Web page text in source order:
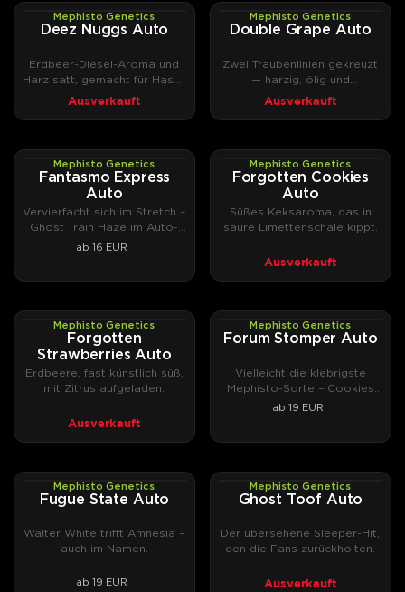
AUTOFEMMephisto Genetics
Deez Nuggs Auto
Erdbeer-Diesel-Aroma und
Harz satt, gemacht für Hasch
und Rosin
Ausverkauft
AUTOFEMMephisto Genetics
Double Grape Auto
Zwei Traubenlinien gekreuzt
— harzig, ölig und
ausgesprochen potent.
Ausverkauft
AUTOFEMMephisto Genetics
Fantasmo Express
Auto
Vervierfacht sich im Stretch –
Ghost Train Haze im Auto-
Format.
ab 16 EUR
AUTOFEMMephisto Genetics
Forgotten Cookies
Auto
Süßes Keksaroma, das in
saure Limettenschale kippt.
Ausverkauft
AUTOFEMMephisto Genetics
Forgotten
Strawberries Auto
Erdbeere, fast künstlich süß,
mit Zitrus aufgeladen.
Ausverkauft
AUTOFEMMephisto Genetics
Forum Stomper Auto
Vielleicht die klebrigste
Mephisto-Sorte – Cookies
aus dem Forum Cut.
ab 19 EUR
AUTOFEMMephisto Genetics
Fugue State Auto
Walter White trifft Amnesia –
auch im Namen.
ab 19 EUR
AUTOFEMMephisto Genetics
Ghost Toof Auto
Der übersehene Sleeper-Hit,
den die Fans zurückholten.
Ausverkauft